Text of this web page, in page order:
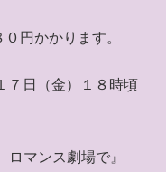
円かかります。
７日（金）１８時頃
ロマンス劇場で』